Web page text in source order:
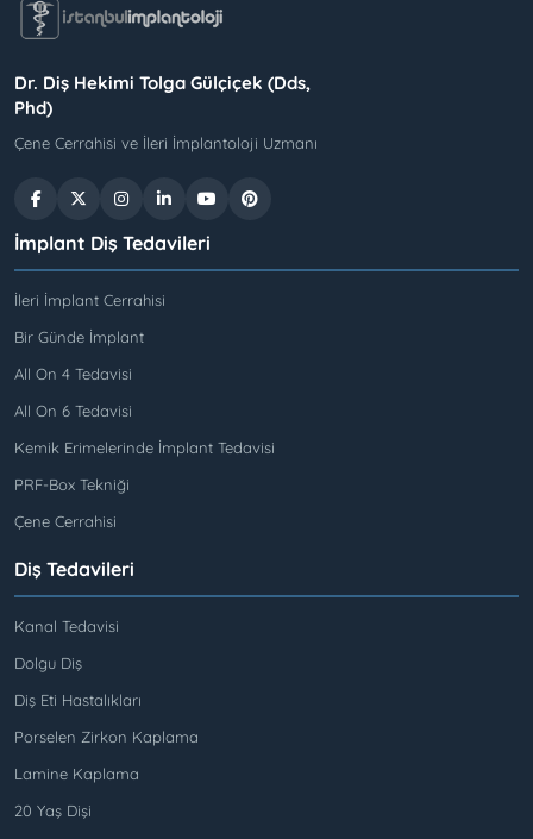
Dr. Diş Hekimi Tolga Gülçiçek (Dds,
Phd)
Çene Cerrahisi ve İleri İmplantoloji Uzmanı
İmplant Diş Tedavileri
İleri İmplant Cerrahisi
Bir Günde İmplant
All On 4 Tedavisi
All On 6 Tedavisi
Kemik Erimelerinde İmplant Tedavisi
PRF-Box Tekniği
Çene Cerrahisi
Diş Tedavileri
Kanal Tedavisi
Dolgu Diş
Diş Eti Hastalıkları
Porselen Zirkon Kaplama
Lamine Kaplama
20 Yaş Dişi